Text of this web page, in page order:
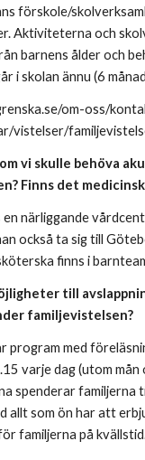
förskole/
Aktiviteterna och
barnens ålder och
i skolan ännu (6
om-oss/
vistelser/
vi skulle behöva
Finns det
närliggande
också ta sig till
finns i
till
familjevistelsen?
program med
varje dag (utom mån
spenderar familjerna
allt som ön har att
familjerna på